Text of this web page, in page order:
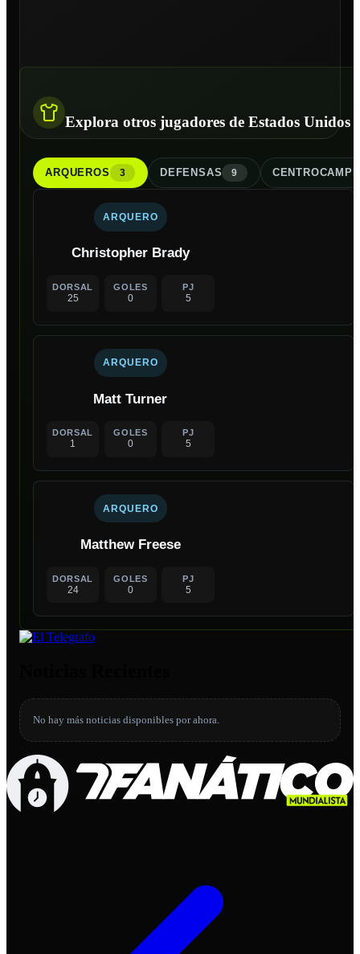
Explora otros jugadores de Estados Unidos
ARQUEROS 3 DEFENSAS 9
ARQUERO
Christopher Brady
DORSAL
25
GOLES
0
PJ
5
ARQUERO
Matt Turner
DORSAL
1
GOLES
0
PJ
5
ARQUERO
Matthew Freese
DORSAL
24
GOLES
0
PJ
5
No hay más noticias disponibles por ahora.